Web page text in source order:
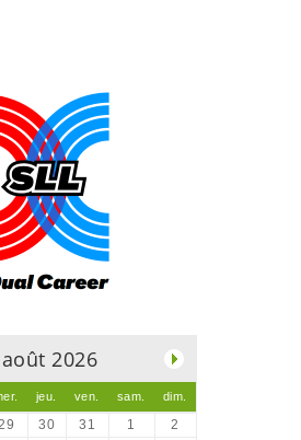
août 2026
jeu. ven. sam. dim.
30 31 1
2